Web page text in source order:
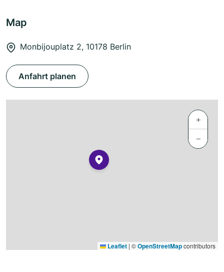
Map
Monbijouplatz 2, 10178 Berlin
Anfahrt planen
+
−
Leaflet | ©OpenStreetMapcontributors